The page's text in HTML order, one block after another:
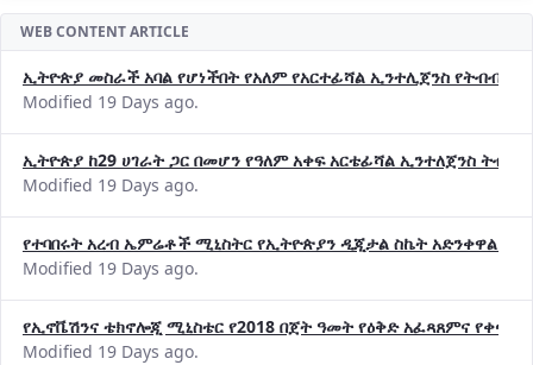
WEB CONTENT ARTICLE
ኢትዮጵያ መስራች አባል የሆነችበት የአለም የአርተፊሻል ኢንተሊጀንስ የትብብር
Modified 19 Days ago.
ኢትዮጵያ ከ29 ሀገራት ጋር በመሆን የዓለም አቀፍ አርቴፊሻል ኢንተለጀንስ
Modified 19 Days ago.
የተባበሩት አረብ ኤምሬቶች ሚኒስትር የኢትዮጵያን ዲጂታል ስኬት አድንቀዋል
Modified 19 Days ago.
የኢኖቬሽንና ቴክኖሎጂ ሚኒስቴር የ2018 በጀት ዓመት የዕቅድ አፈጻጸምና
Modified 19 Days ago.